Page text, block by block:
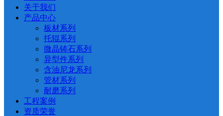
关于我们
产品中心
板材系列
托辊系列
微晶铸石系列
异型件系列
含油尼龙系列
管材系列
耐磨系列
工程案例
资质荣誉